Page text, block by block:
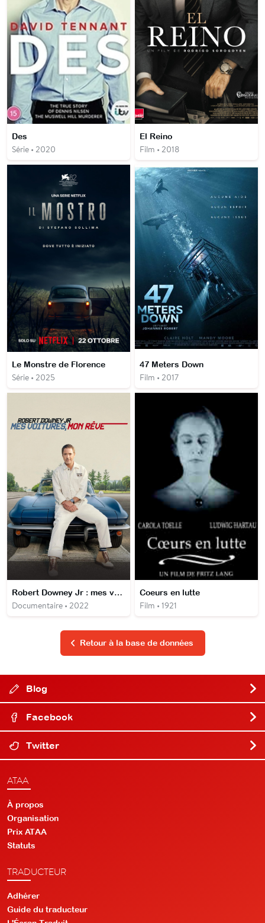
Des
Série • 2020
El Reino
Film • 2018
Le Monstre de Florence
Série • 2025
47 Meters Down
Film • 2017
Robert Downey Jr : mes voitures, mon rêve
Documentaire • 2022
Coeurs en lutte
Film • 1921
Retour à la base de données
Blog
Facebook
Twitter
ATAA
À propos
Organisation
Prix ATAA
Statuts
TRADUCTEUR
Adhérer
Guide du traducteur